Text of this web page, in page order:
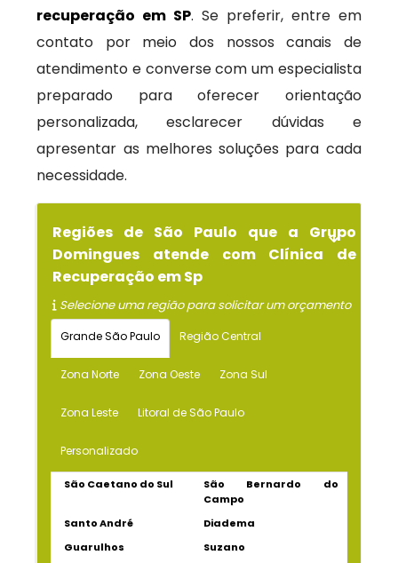
recuperação em SP. Se preferir, entre em
contato por meio dos nossos canais de
atendimento e converse com um especialista
preparado para oferecer orientação
personalizada, esclarecer dúvidas e
apresentar as melhores soluções para cada
necessidade.
Regiões de São Paulo que a Grupo
Domingues atende com Clínica de
Recuperação em Sp
Selecione uma região para solicitar um orçamento
Grande São Paulo Região Central
Zona Norte Zona Oeste Zona Sul
Zona Leste Litoral de São Paulo
Personalizado
São Caetano do Sul
São Bernardo do
Campo
Santo André
Diadema
Guarulhos
Suzano